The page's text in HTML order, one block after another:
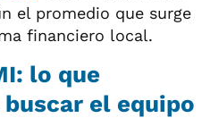
el promedio que surge
financiero local.
lo que
el equipo